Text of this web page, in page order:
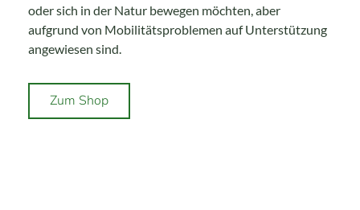
oder sich in der Natur bewegen möchten, aber
aufgrund von Mobilitätsproblemen auf Unterstützung
angewiesen sind.
Zum Shop